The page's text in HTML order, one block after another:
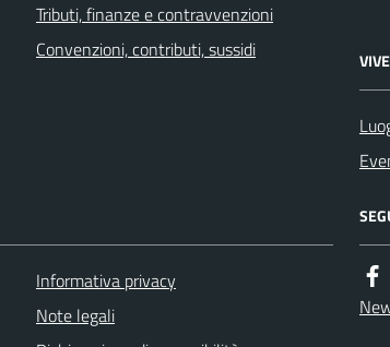
Tributi, finanze e contravvenzioni
Convenzioni, contributi, sussidi
Informativa privacy
Note legali